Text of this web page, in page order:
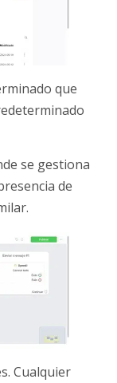
que
se gestiona
de
Cualquier